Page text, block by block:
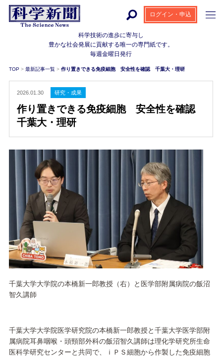
科学技術の進歩に寄与し
豊かな社会発展に貢献する唯一の専門紙です。
毎週金曜日発行
ログイン・申込
TOP > 最新記事一覧 > 作り置きできる免疫細胞 安全性を確認 千葉大・理研
2026.01.30 研究・成果
作り置きできる免疫細胞 安全性を確認
千葉大・理研
千葉大学大学院の本橋新一郎教授（右）と医学部附属病院の飯沼
智久講師
千葉大学大学院医学研究院の本橋新一郎教授と千葉大学医学部附
属病院耳鼻咽喉・頭頸部外科の飯沼智久講師は理化学研究所生命
医科学研究センターと共同で、ｉＰＳ細胞から作製した免疫細胞